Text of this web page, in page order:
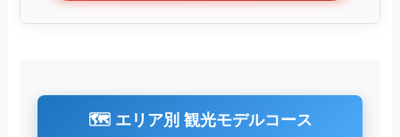
🗺️ エリア別 観光モデルコース